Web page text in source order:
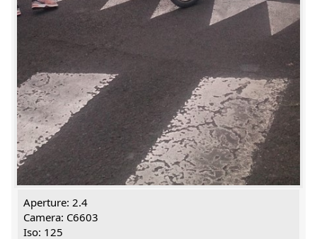
Aperture: 2.4
Camera: C6603
Iso: 125